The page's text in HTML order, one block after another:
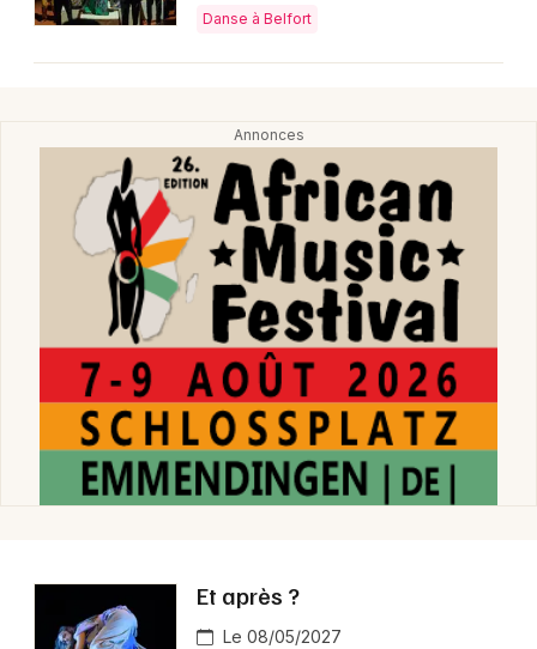
Je m'abonne
Danse à Belfort
Et après ?
Le 08/05/2027